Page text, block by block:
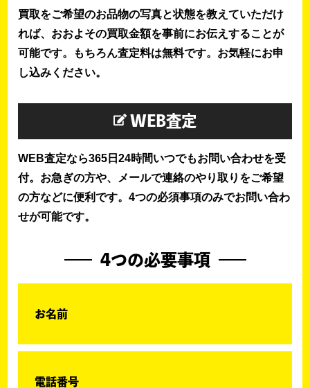
買取をご希望のお品物の写真と状態を教えていただけ
れば、おおよその買取金額を事前にお伝えすることが
可能です。もちろん査定料は無料です。お気軽にお申
し込みください。
WEB査定
WEB査定なら365日24時間いつでもお問い合わせを受
付。お急ぎの方や、メールで連絡のやり取りをご希望
の方などに便利です。4つの必須事項のみでお問い合わ
せが可能です。
4つの必要事項
お名前
電話番号